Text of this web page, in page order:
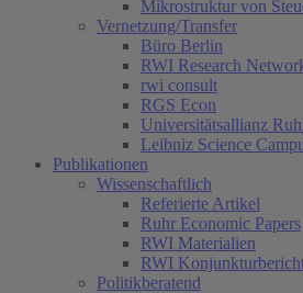
Mikrostruktur von
Vernetzung/Transfer
Büro Berlin
RWI Research
rwi consult
RGS Econ
Universitätsallianz
Leibniz Science
Publikationen
Wissenschaftlich
Referierte Artikel
Ruhr Economic Papers
RWI Materialien
RWI
Politikberatend